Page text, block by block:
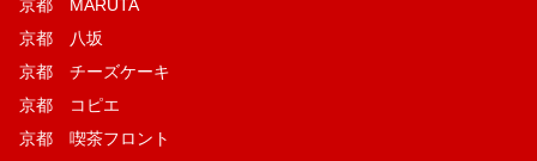
京都 MARUTA
京都 八坂
京都 チーズケーキ
京都 コピエ
京都 喫茶フロント